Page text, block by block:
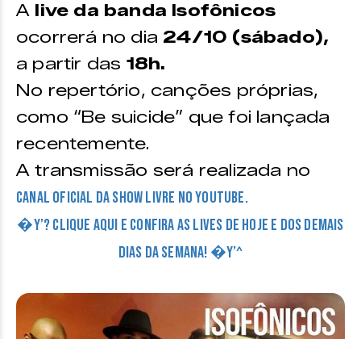
A live da banda Isofônicos
ocorrerá no dia 24/10 (sábado),
a partir das 18h.
No repertório, canções próprias,
como “Be suicide” que foi lançada
recentemente.
A transmissão será realizada no
canal oficial da Show Livre no Youtube.
�Y’? CLIQUE AQUI E CONFIRA AS LIVES DE HOJE E DOS DEMAIS
DIAS DA SEMANA! �Y’^